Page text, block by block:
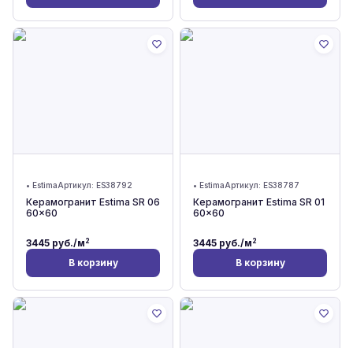
• EstimaАртикул: ES38792
Керамогранит Estima SR 06
60x60
3445 руб./м2
В корзину
• EstimaАртикул: ES38787
Керамогранит Estima SR 01
60x60
3445 руб./м2
В корзину